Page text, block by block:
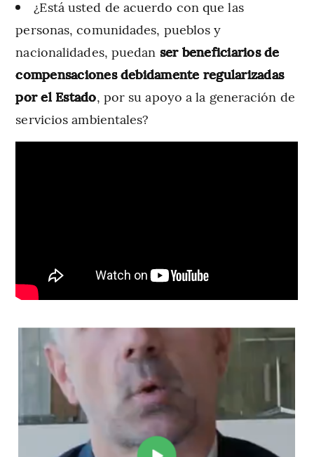
¿Está usted de acuerdo con que las
personas, comunidades, pueblos y
nacionalidades, puedan ser beneficiarios de
compensaciones debidamente regularizadas
por el Estado, por su apoyo a la generación de
servicios ambientales?